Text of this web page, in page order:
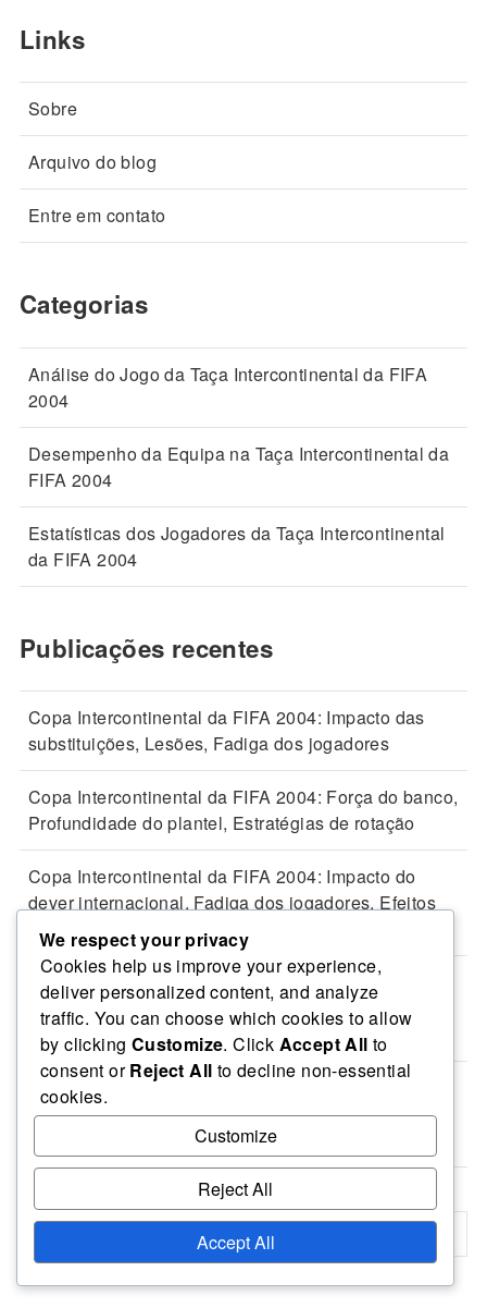
Links
Sobre
Arquivo do blog
Entre em contato
Categorias
Análise do Jogo da Taça Intercontinental da FIFA
2004
Desempenho da Equipa na Taça Intercontinental da
FIFA 2004
Estatísticas dos Jogadores da Taça Intercontinental
da FIFA 2004
Publicações recentes
Copa Intercontinental da FIFA 2004: Impacto das
substituições, Lesões, Fadiga dos jogadores
Copa Intercontinental da FIFA 2004: Força do banco,
Profundidade do plantel, Estratégias de rotação
Copa Intercontinental da FIFA 2004: Impacto do
dever internacional, Fadiga dos jogadores, Efeitos
das viagens
Copa Intercontinental da FIFA 2004: Decisões do
árbitro, Chamadas controversas, Resultados dos
jogos
Copa Intercontinental da FIFA 2004: Estratégias
ofensivas, Configurações defensivas, Contra-
We respect your privacy
Cookies help us improve your experience,
deliver personalized content, and analyze
traffic. You can choose which cookies to allow
by clicking Customize. Click Accept All to
consent orReject All to decline non-essential
cookies.
Customize
Reject All
Accept All